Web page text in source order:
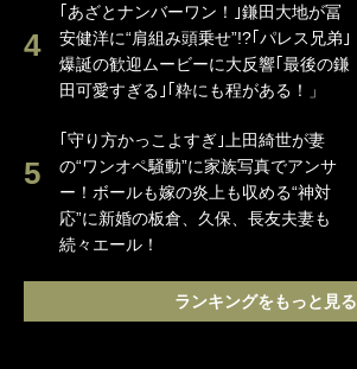
｢あざとナンバーワン！｣鎌田大地が冨
安健洋に“肩組み頭乗せ”!?｢パレス兄弟｣
爆誕の歓迎ムービーに大反響｢最後の鎌
田可愛すぎる｣｢粋にも程がある！」
｢守り方かっこよすぎ｣上田綺世が妻
の“ワンオペ騒動”に家族写真でアンサ
ー！ボールも嫁の炎上も収める“神対
応”に新婚の板倉、久保、長友夫妻も
続々エール！
ランキングをもっと見る